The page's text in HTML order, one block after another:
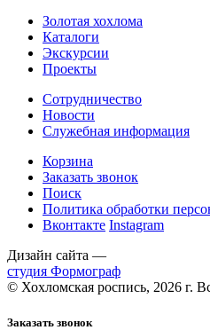
Золотая хохлома
Каталоги
Экскурсии
Проекты
Сотрудничество
Новости
Служебная информация
Корзина
Заказать звонок
Поиск
Политика обработки
Вконтакте Instagram
Дизайн сайта —
студия Формограф
© Хохломская роспись, 2026 г.
Заказать звонок